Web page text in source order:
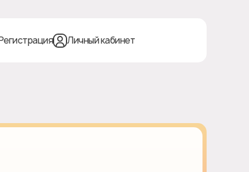
Личный кабинет